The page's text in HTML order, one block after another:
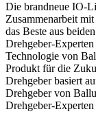
Die brandneue IO-
Zusammenarbeit
das Beste aus
Drehgeber-
Technologie von
Produkt für die
Drehgeber basiert
Drehgeber von
Drehgeber-